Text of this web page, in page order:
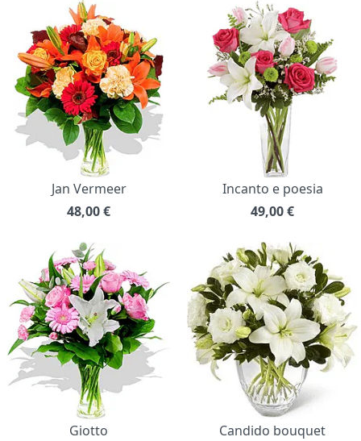
Jan Vermeer
48,00€
Incanto e poesia
49,00€
Giotto
Candido bouquet